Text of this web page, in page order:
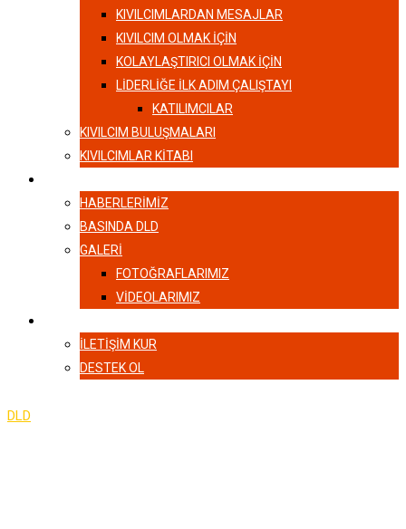
KIVILCIMLARDAN MESAJLAR
KIVILCIM OLMAK İÇİN
KOLAYLAŞTIRICI OLMAK İÇİN
LIDERLIĞE İLK ADIM ÇALIŞTAYI
KATILIMCILAR
KIVILCIM BULUŞMALARI
KIVILCIMLAR KITABI
HABERLERIMIZ
BASINDA DLD
GALERI
FOTOĞRAFLARIMIZ
VIDEOLARIMIZ
İLETIŞIM KUR
DESTEK OL
DLD